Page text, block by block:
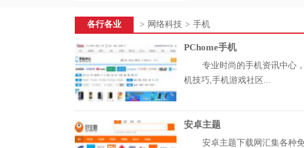
各行各业 > 网络科技 > 手机
PChome手机
专业时尚的手机资讯中心
机技巧,手机游戏社区...
安卓主题
安卓主题下载网汇集各种